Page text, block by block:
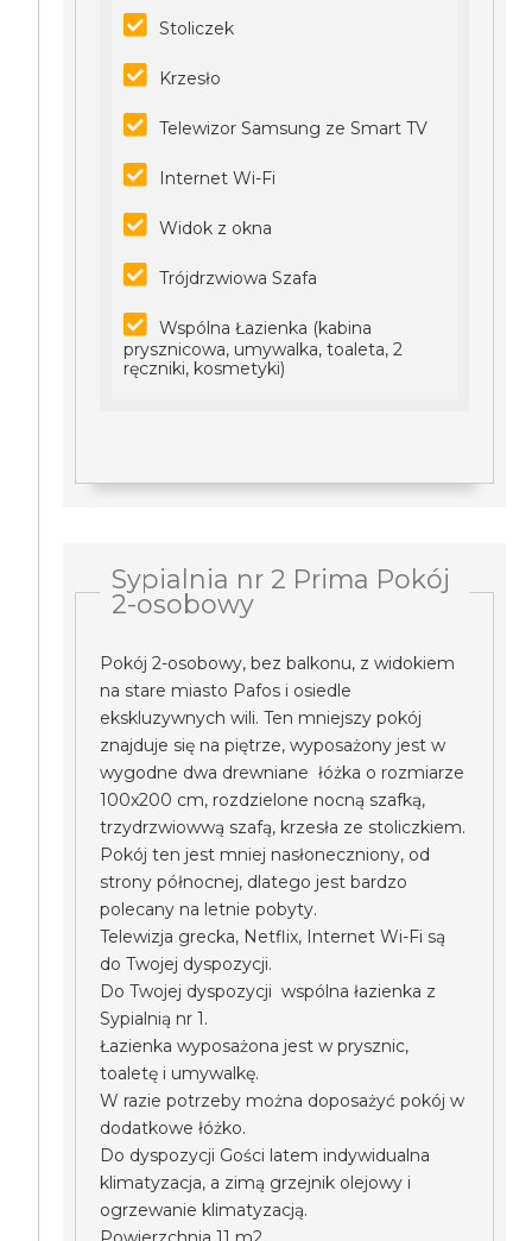
Stoliczek
Krzesło
Telewizor Samsung ze Smart TV
Internet Wi-Fi
Widok z okna
Trójdrzwiowa Szafa
Wspólna Łazienka (kabina
prysznicowa, umywalka, toaleta, 2
ręczniki, kosmetyki)
Sypialnia nr 2 Prima Pokój
2-osobowy
Pokój 2-osobowy, bez balkonu, z widokiem
na stare miasto Pafos i osiedle
ekskluzywnych wili. Ten mniejszy pokój
znajduje się na piętrze, wyposażony jest w
wygodne dwa drewniane łóżka o rozmiarze
100x200 cm, rozdzielone nocną szafką,
trzydrzwiowwą szafą, krzesła ze stoliczkiem.
Pokój ten jest mniej nasłoneczniony, od
strony północnej, dlatego jest bardzo
polecany na letnie pobyty.
Telewizja grecka, Netflix, Internet Wi-Fi są
do Twojej dyspozycji.
Do Twojej dyspozycji wspólna łazienka z
Sypialnią nr 1.
Łazienka wyposażona jest w prysznic,
toaletę i umywalkę.
W razie potrzeby można doposażyć pokój w
dodatkowe łóżko.
Do dyspozycji Gości latem indywidualna
klimatyzacja, a zimą grzejnik olejowy i
ogrzewanie klimatyzacją.